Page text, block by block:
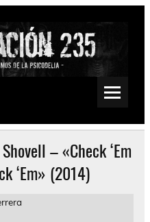
Fuzz, Space, Drone
– «Check ‘Em
‘Em» (2014)